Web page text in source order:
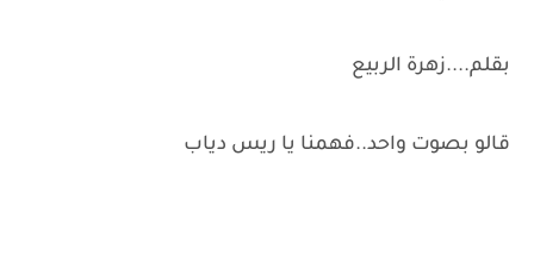
بقلم....زهرة الربيع
قالو بصوت واحد..فهمنا يا ريس دياب